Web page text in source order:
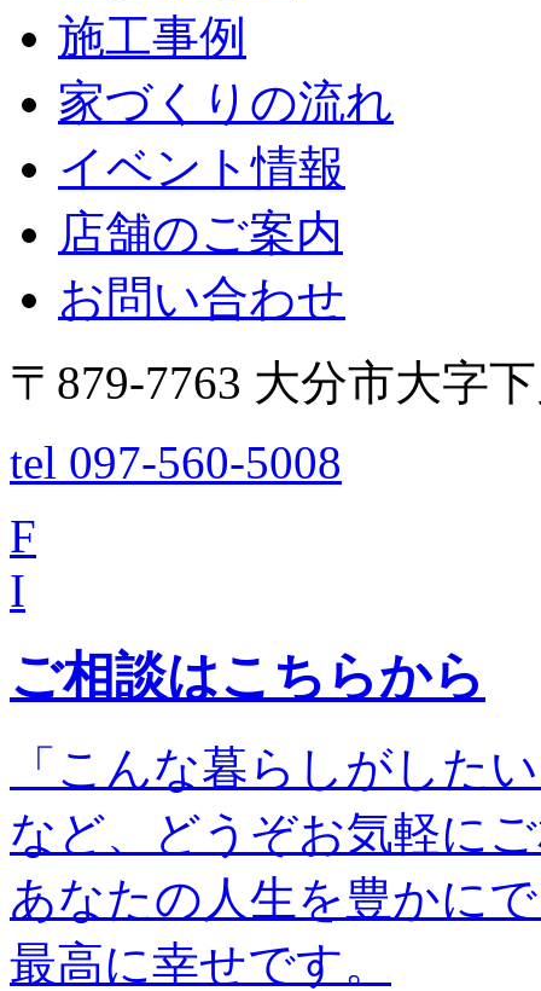
施工事例
家づくりの流れ
イベント情報
店舗のご案内
お問い合わせ
〒879-7763 大分市大字
tel 097-560-5008
F
I
ご相談はこちらから
「こんな暮らしがした
など、どうぞお気軽に
あなたの人生を豊かに
最高に幸せです。